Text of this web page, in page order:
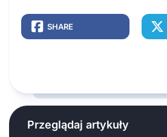
SHARE
Przeglądaj artykuły